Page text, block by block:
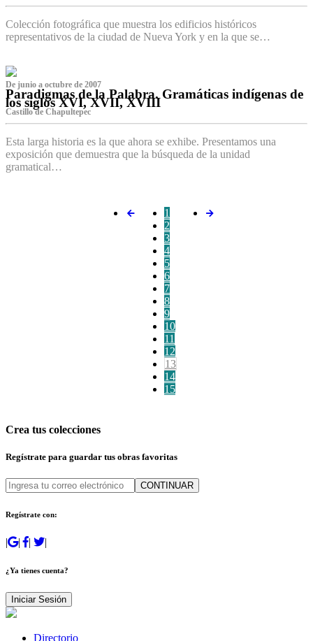
Colección fotográfica que muestra los edificios históricos
representativos de la ciudad de Nueva York y en la que se…
De junio a octubre de 2007
Paradigmas de la Palabra. Gramáticas indígenas de
los siglos XVI, XVII, XVIII
Castillo de Chapultepec
Esta larga historia es la que ahora se exhibe. Presentamos una
exposición que demuestra que la búsqueda de la unidad
gramatical…
1
2
3
4
5
6
7
8
9
10
11
12
13
14
15
Crea tus colecciones
Regístrate para guardar tus obras favoritas
CONTINUAR
Regístrate con:
| | | |
¿Ya tienes cuenta?
Iniciar Sesión
Directorio